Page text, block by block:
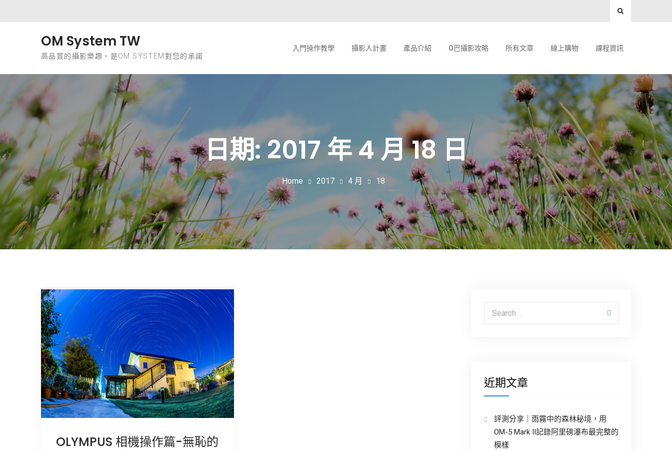
OM System TW
高品質的攝影樂趣，是OM SYSTEM對您的承諾
入門操作教學 攝影人計畫 產品介紹 O巴攝影攻略 所有文章 線上購物 課程資訊
日期: 2017 年 4 月 18 日
Home 2017 4 月 18
OLYMPUS 相機操作篇-無恥的
Search for:
近期文章
評測分享｜雨霧中的森林秘境，用
OM-5 Mark II記錄阿里磅瀑布最完整的
模樣